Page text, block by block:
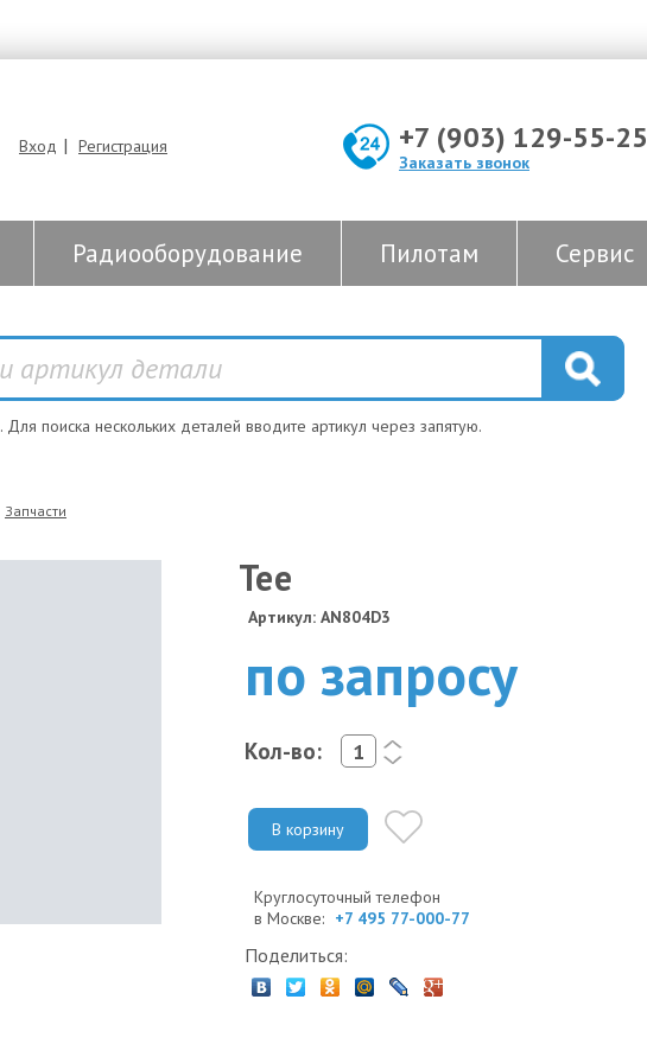
Вход | Регистрация +7 (903) 129-55-25
Заказать звонок
Радиооборудование Пилотам Сервис
. Для поиска нескольких деталей вводите артикул через запятую.
Запчасти
Tee
Артикул: AN804D3
по запросу
Кол-во:
<
>
В корзину
Круглосуточный телефон
в Москве: +7 495 77-000-77
Поделиться: